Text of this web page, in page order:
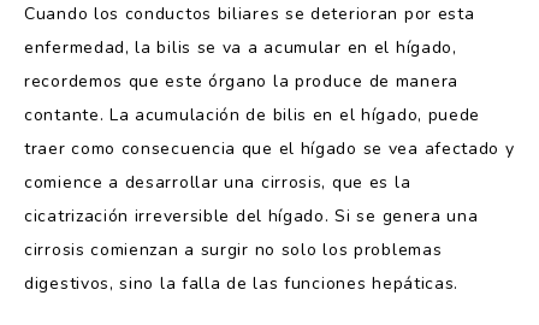
Cuando los conductos biliares se deterioran por esta
enfermedad, la bilis se va a acumular en el hígado,
recordemos que este órgano la produce de manera
contante. La acumulación de bilis en el hígado, puede
traer como consecuencia que el hígado se vea afectado y
comience a desarrollar una cirrosis, que es la
cicatrización irreversible del hígado. Si se genera una
cirrosis comienzan a surgir no solo los problemas
digestivos, sino la falla de las funciones hepáticas.